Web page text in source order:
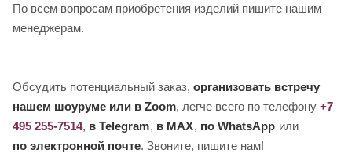
По всем вопросам приобретения изделий пишите нашим
менеджерам.
Обсудить потенциальный заказ, организовать встречу
нашем шоуруме или в Zoom, легче всего по телефону +7
495 255-7514, в Telegram, в MAX, по WhatsApp или
по электронной почте. Звоните, пишите нам!